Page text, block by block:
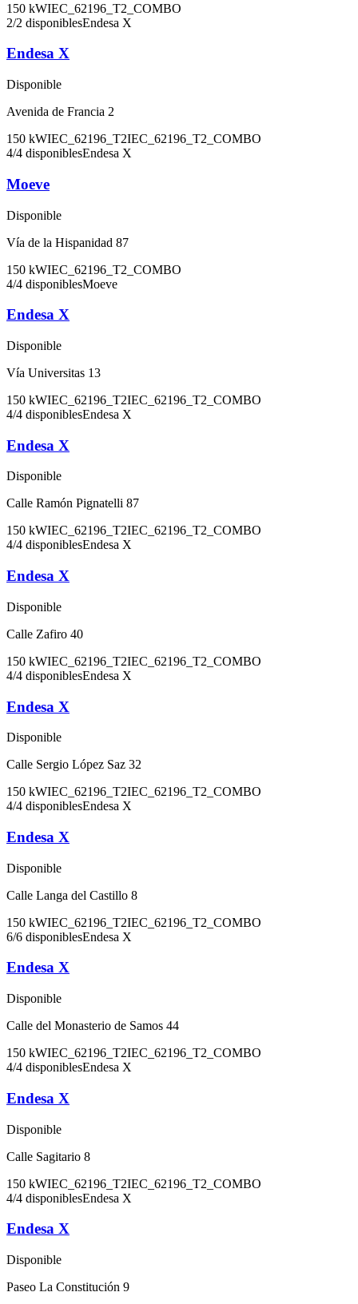
150 kWIEC_62196_T2_COMBO
2/2 disponiblesEndesa X
Endesa X
Disponible
Avenida de Francia 2
150 kWIEC_62196_T2IEC_62196_T2_COMBO
4/4 disponiblesEndesa X
Moeve
Disponible
Vía de la Hispanidad 87
150 kWIEC_62196_T2_COMBO
4/4 disponiblesMoeve
Endesa X
Disponible
Vía Universitas 13
150 kWIEC_62196_T2IEC_62196_T2_COMBO
4/4 disponiblesEndesa X
Endesa X
Disponible
Calle Ramón Pignatelli 87
150 kWIEC_62196_T2IEC_62196_T2_COMBO
4/4 disponiblesEndesa X
Endesa X
Disponible
Calle Zafiro 40
150 kWIEC_62196_T2IEC_62196_T2_COMBO
4/4 disponiblesEndesa X
Endesa X
Disponible
Calle Sergio López Saz 32
150 kWIEC_62196_T2IEC_62196_T2_COMBO
4/4 disponiblesEndesa X
Endesa X
Disponible
Calle Langa del Castillo 8
150 kWIEC_62196_T2IEC_62196_T2_COMBO
6/6 disponiblesEndesa X
Endesa X
Disponible
Calle del Monasterio de Samos 44
150 kWIEC_62196_T2IEC_62196_T2_COMBO
4/4 disponiblesEndesa X
Endesa X
Disponible
Calle Sagitario 8
150 kWIEC_62196_T2IEC_62196_T2_COMBO
4/4 disponiblesEndesa X
Endesa X
Disponible
Paseo La Constitución 9